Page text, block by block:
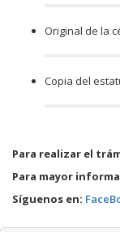
Original de la
Copia del
Para realizar el
Para mayor
Síguenos en: